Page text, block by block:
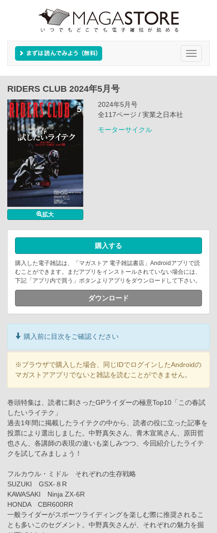
Toggle
RIDERS CLUB 2024年5月号
拡大
2024年5月号
全117ページ / 実業之日本社
モーターサイクル
購入する
購入した電子雑誌は、「マガストア 電子雑誌書店」Androidアプリで読
むことができます。まだアプリをインストールされていない場合には、
下記「アプリ内で買う」ボタンよりアプリをダウンロードして下さい。
ダウンロード
購入前に目次をご確認ください
※ブラウザで購入した場合、同じIDでログインしたAndroidの
マガストアアプリでないと雑誌を読むことができません。
巻頭特集は、読者に刺さったGPライダーの極意Top10「この春試
したいライテク」
過去1年間に掲載したライテクの中から、読者の役に立った記事を
投票により選出しました。中野真矢さん、青木宣篤さん、原田哲
也さん、各講師の表現の違いも楽しみつつ、今回紹介したライテ
クを試してみましょう！
フルカウル・ミドル それぞれの生存戦略
SUZUKI GSX-８R
KAWASAKI Ninja ZX-6R
HONDA CBR600RR
一般ライダーがスポーツライディングを楽しむ際に推奨されるこ
とも多いこのセグメント。中野真矢さんが、それぞれの魅力を掘